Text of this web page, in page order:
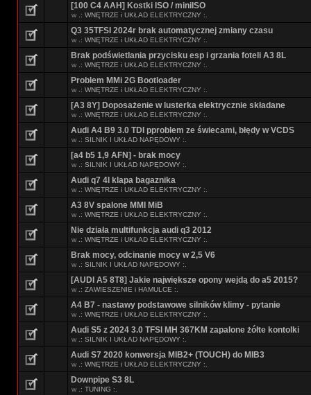
[100 C4 AAH] Kostki ISO / miniISO
w .: WNĘTRZE i UKŁAD ELEKTRYCZNY :.
Q3 35TFSI 2024r brak automatycznej zmiany czasu
w .: WNĘTRZE i UKŁAD ELEKTRYCZNY :.
Brak podświetlania przycisku esp i grzania foteli A3 8L
w .: WNĘTRZE i UKŁAD ELEKTRYCZNY :.
Problem MMi 2G Bootloader
w .: WNĘTRZE i UKŁAD ELEKTRYCZNY :.
[A3 8Y] Doposażenie w lusterka elektrycznie składane
w .: WNĘTRZE i UKŁAD ELEKTRYCZNY :.
Audi A4 B9 3.0 TDI pproblem ze świecami, błędy w VCDS
w .: SILNIK I UKŁAD NAPĘDOWY :.
[a4 b5 1,9 AFN] - brak mocy
w .: SILNIK I UKŁAD NAPĘDOWY :.
Audi q7 4l klapa bagaznika
w .: WNĘTRZE i UKŁAD ELEKTRYCZNY :.
A3 8V spalone MMI MiB
w .: WNĘTRZE i UKŁAD ELEKTRYCZNY :.
Nie działa multifunkcja audi q3 2012
w .: WNĘTRZE i UKŁAD ELEKTRYCZNY :.
Brak mocy, odcinanie mocy w 2,5 V6
w .: SILNIK I UKŁAD NAPĘDOWY :.
[AUDI A5 8T8] Jakie największe opony wejdą do a5 2015?
w .: ZAWIESZENIE i HAMULCE :.
A4 B7 - nastawy podstawowe silników klimy - pytanie
w .: WNĘTRZE i UKŁAD ELEKTRYCZNY :.
Audi S5 z 2024 3.0 TFSI MH 367KM zapalone żółte kontolki
w .: SILNIK I UKŁAD NAPĘDOWY :.
Audi S7 2020 konwersja MIB2+ (TOUCH) do MIB3
w .: WNĘTRZE i UKŁAD ELEKTRYCZNY :.
Downpipe S3 8L
w .: TUNING :.